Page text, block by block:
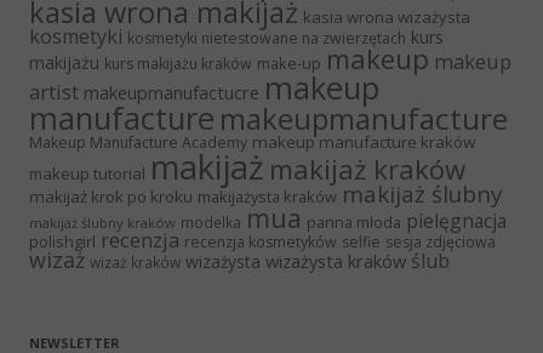
kasia wrona makijaż kasia wrona wizażysta
kosmetyki kosmetyki nietestowane na zwierzętach kurs
makijażu kurs makijażu kraków make-up makeup makeup
artist makeupmanufactucre makeup
manufacture makeupmanufacture
Makeup Manufacture Academy makeup manufacture kraków
makeup tutorial makijaż makijaż kraków
makijaż krok po kroku makijażysta kraków makijaż ślubny
makijaż ślubny kraków modelka mua panna młoda pielęgnacja
polishgirl recenzja recenzja kosmetyków selfie sesja zdjęciowa
wizaż wizaż kraków wizażysta wizażysta kraków ślub
NEWSLETTER